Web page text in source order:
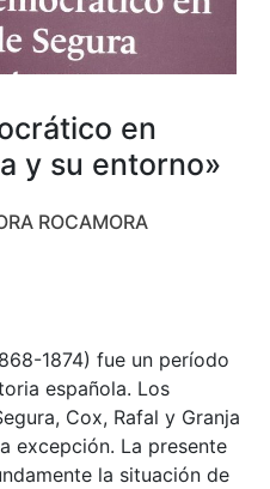
en
y su entorno»
ROCAMORA
1874) fue un período
española. Los
Cox, Rafal y Granja
excepción. La presente
la situación de